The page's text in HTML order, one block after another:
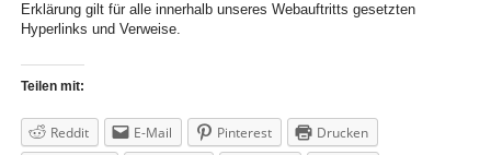
Erklärung gilt für alle innerhalb unseres Webauftritts gesetzten
Hyperlinks und Verweise.
Teilen mit:
Reddit E-Mail Pinterest
Drucken